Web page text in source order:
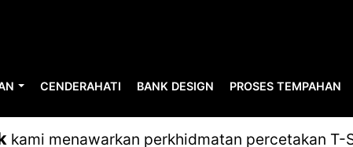
CENDERAHATI BANK DESIGN PROSES TEMPAHAN
kami menawarkan perkhidmatan percetakan